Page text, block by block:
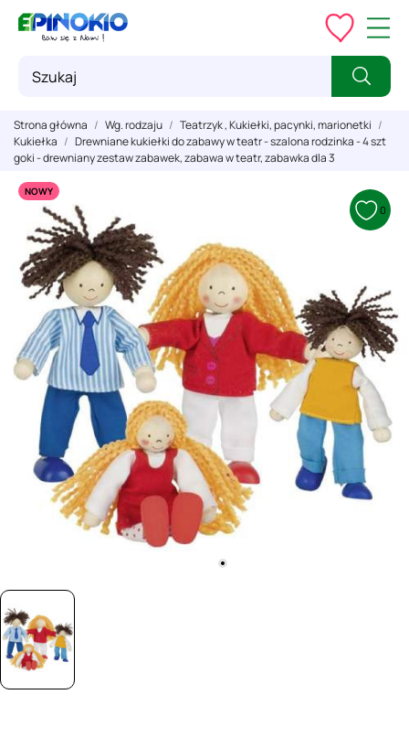
Strona główna Wg. rodzaju
Teatrzyk , Kukiełki, pacynki, marionetki
Kukiełka
Drewniane kukiełki do zabawy w teatr - szalona rodzinka - 4 szt
goki - drewniany zestaw zabawek, zabawa w teatr, zabawka dla 3
NOWY
0